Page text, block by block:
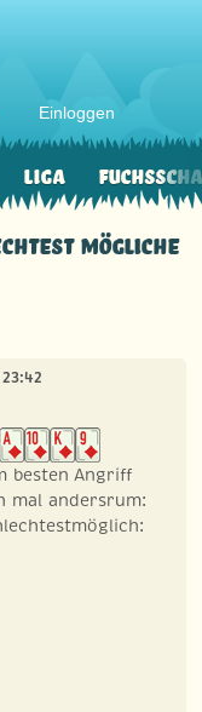
Einloggen
Liga
mögliche
besten Angriff
mal andersrum: